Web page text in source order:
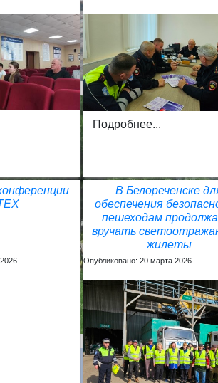
Подробнее...
В Белореченске
обеспечения
пешеходам
вручать
жилеты
Опубликовано: 20 марта 2026